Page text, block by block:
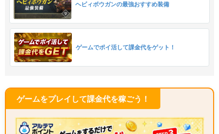
ヘビィボウガンの最強おすすめ装備
ゲームでポイ活して課金代をゲット！
ゲームをプレイして課金代を稼ごう！